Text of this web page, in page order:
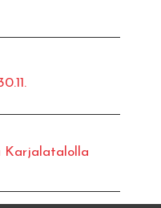
Karjalatalolla